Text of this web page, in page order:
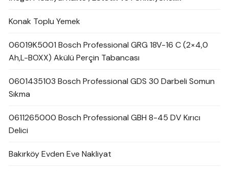
Konak Toplu Yemek
06019K5001 Bosch Professional GRG 18V-16 C (2×4,0
Ah,L-BOXX) Akülü Perçin Tabancası
0601435103 Bosch Professional GDS 30 Darbeli Somun
Sıkma
0611265000 Bosch Professional GBH 8-45 DV Kırıcı
Delici
Bakırköy Evden Eve Nakliyat